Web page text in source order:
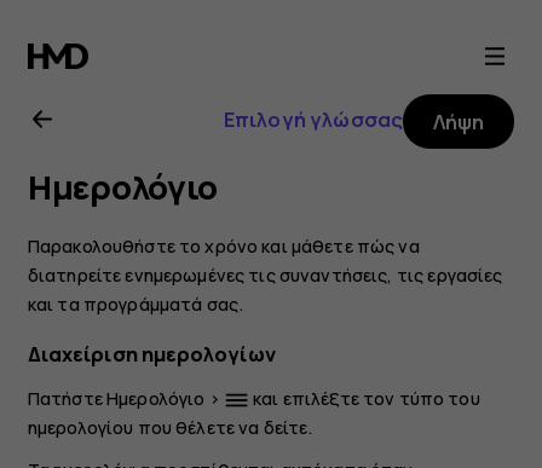
Οδηγίες
χρήσης
Nokia
X20
Επιλογή γλώσσας Λήψη
Ημερολόγιο
Παρακολουθήστε το χρόνο και μάθετε πώς να
διατηρείτε ενημερωμένες τις συναντήσεις, τις εργασίες
και τα προγράμματά σας.
Διαχείριση ημερολογίων
ΠατήστεΗμερολόγιο > dehaze και επιλέξτε τον τύπο του
ημερολογίου που θέλετε να δείτε.